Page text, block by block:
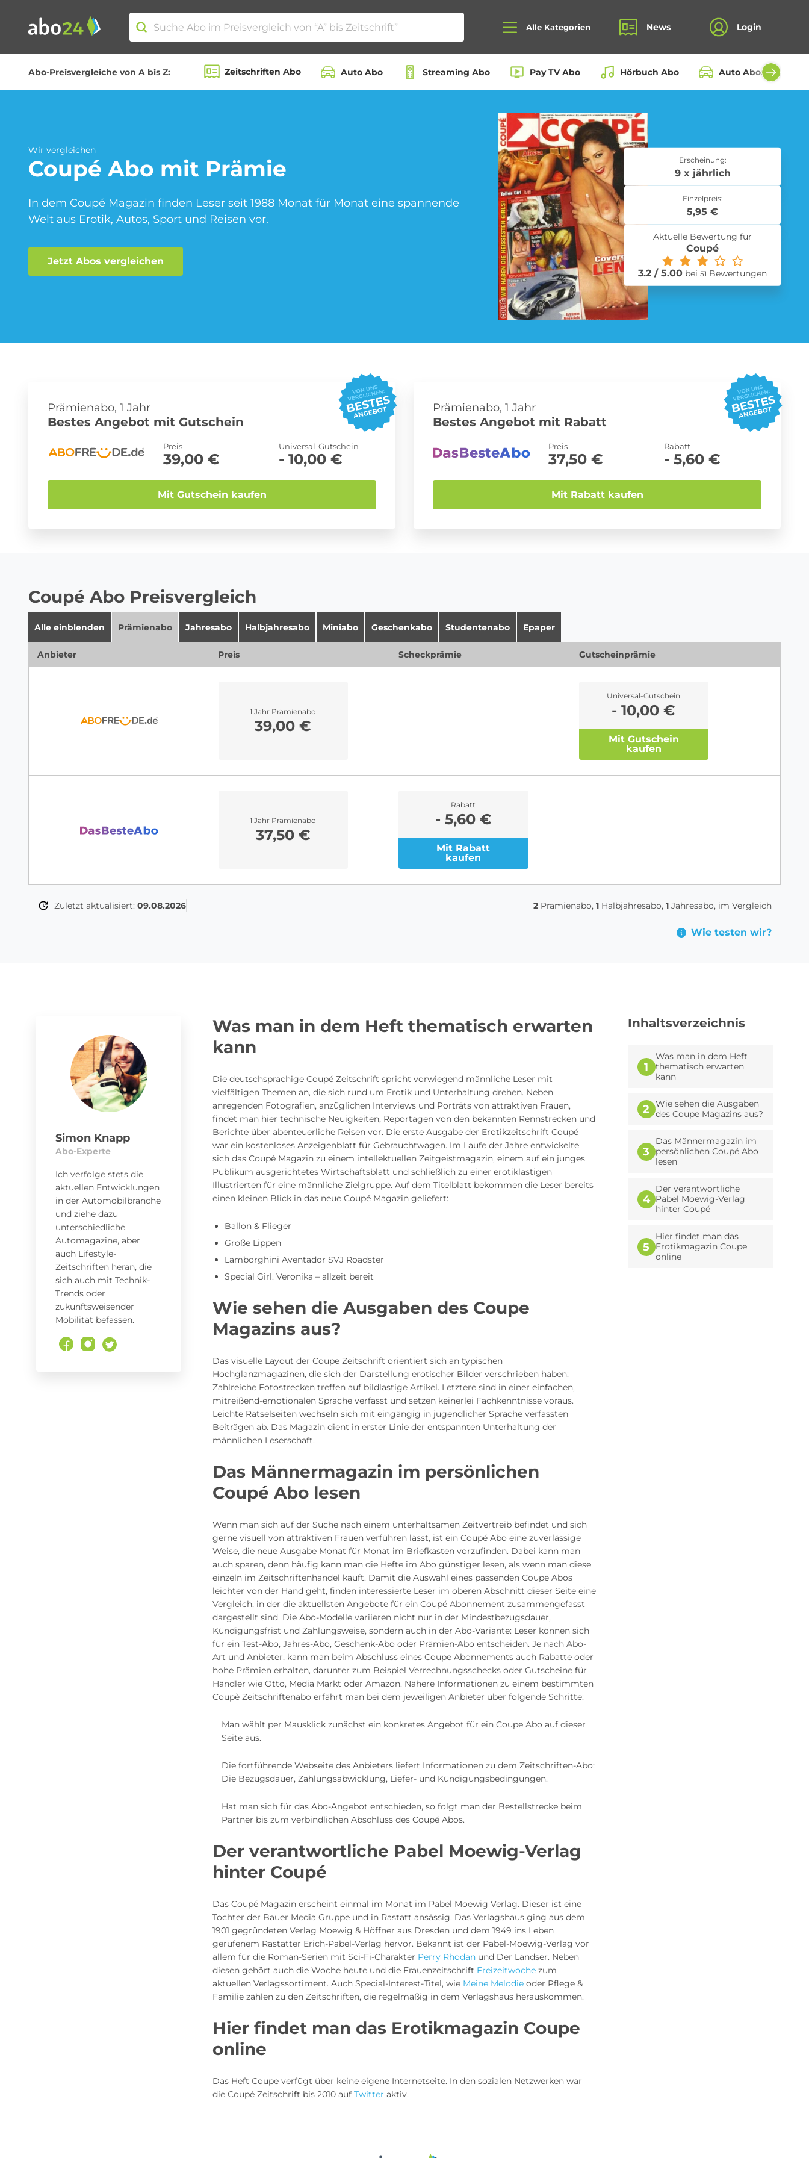
Alle Kategorien News Login
Abo-Preisvergleiche von A bis Z: Zeitschriften Abo Auto Abo Streaming Abo Pay TV Abo Hörbuch Abo Auto Abos aller
Abo-Kategorien
Beauty Box Abo
Blumen Abo Dating App Abo eBook Abo Fahrrad Abo
Fitness Abo Kino Abo Kochbox Abo
Sprachlern App Abo Streaming Abo Süßigkeiten Abo Zeitschriften Abo
Wir vergleichen
Coupé Abo mit Prämie
In dem Coupé Magazin finden Leser seit 1988 Monat für Monat eine spannende
Welt aus Erotik, Autos, Sport und Reisen vor.
Jetzt Abos vergleichen
Erscheinung:
9 x jährlich
Einzelpreis:
5,95 €
Aktuelle Bewertung für
Coupé
3.2 / 5.00 bei 51 Bewertungen
Prämienabo, 1 Jahr
Bestes Angebot mit Gutschein
Preis
39,00 €
Universal-Gutschein
- 10,00 €
Mit Gutschein kaufen
Prämienabo, 1 Jahr
Bestes Angebot mit Rabatt
Preis
37,50 €
Rabatt
- 5,60 €
Mit Rabatt kaufen
Coupé Abo Preisvergleich
Alle einblenden Prämienabo Jahresabo Halbjahresabo Miniabo Geschenkabo Studentenabo Epaper
Anbieter Preis Scheckprämie Gutscheinprämie
1 Jahr Prämienabo
39,00 €
Universal-Gutschein
- 10,00 €
Mit Gutschein
kaufen
1 Jahr Prämienabo
37,50 €
Rabatt
- 5,60 €
Mit Rabatt
kaufen
Zuletzt aktualisiert: 09.08.2026 2 Prämienabo, 1 Halbjahresabo, 1 Jahresabo, im Vergleich
Wie testen wir?
Simon Knapp
Abo-Experte
Ich verfolge stets die
aktuellen Entwicklungen
in der Automobilbranche
und ziehe dazu
unterschiedliche
Automagazine, aber
auch Lifestyle-
Zeitschriften heran, die
sich auch mit Technik-
Trends oder
zukunftsweisender
Mobilität befassen.
Was man in dem Heft thematisch erwarten
kann
Die deutschsprachige Coupé Zeitschrift spricht vorwiegend männliche Leser mit
vielfältigen Themen an, die sich rund um Erotik und Unterhaltung drehen. Neben
anregenden Fotografien, anzüglichen Interviews und Porträts von attraktiven Frauen,
findet man hier technische Neuigkeiten, Reportagen von den bekannten Rennstrecken und
Berichte über abenteuerliche Reisen vor. Die erste Ausgabe der Erotikzeitschrift Coupé
war ein kostenloses Anzeigenblatt für Gebrauchtwagen. Im Laufe der Jahre entwickelte
sich das Coupé Magazin zu einem intellektuellen Zeitgeistmagazin, einem auf ein junges
Publikum ausgerichtetes Wirtschaftsblatt und schließlich zu einer erotiklastigen
Illustrierten für eine männliche Zielgruppe. Auf dem Titelblatt bekommen die Leser bereits
einen kleinen Blick in das neue Coupé Magazin geliefert:
Ballon & Flieger
Große Lippen
Lamborghini Aventador SVJ Roadster
Special Girl. Veronika – allzeit bereit
Wie sehen die Ausgaben des Coupe
Magazins aus?
Das visuelle Layout der Coupe Zeitschrift orientiert sich an typischen
Hochglanzmagazinen, die sich der Darstellung erotischer Bilder verschrieben haben:
Zahlreiche Fotostrecken treffen auf bildlastige Artikel. Letztere sind in einer einfachen,
mitreißend-emotionalen Sprache verfasst und setzen keinerlei Fachkenntnisse voraus.
Leichte Rätselseiten wechseln sich mit eingängig in jugendlicher Sprache verfassten
Beiträgen ab. Das Magazin dient in erster Linie der entspannten Unterhaltung der
männlichen Leserschaft.
Das Männermagazin im persönlichen
Coupé Abo lesen
Wenn man sich auf der Suche nach einem unterhaltsamen Zeitvertreib befindet und sich
gerne visuell von attraktiven Frauen verführen lässt, ist ein Coupé Abo eine zuverlässige
Weise, die neue Ausgabe Monat für Monat im Briefkasten vorzufinden. Dabei kann man
auch sparen, denn häufig kann man die Hefte im Abo günstiger lesen, als wenn man diese
einzeln im Zeitschriftenhandel kauft. Damit die Auswahl eines passenden Coupe Abos
leichter von der Hand geht, finden interessierte Leser im oberen Abschnitt dieser Seite eine
Vergleich, in der die aktuellsten Angebote für ein Coupé Abonnement zusammengefasst
dargestellt sind. Die Abo-Modelle variieren nicht nur in der Mindestbezugsdauer,
Kündigungsfrist und Zahlungsweise, sondern auch in der Abo-Variante: Leser können sich
für ein Test-Abo, Jahres-Abo, Geschenk-Abo oder Prämien-Abo entscheiden. Je nach Abo-
Art und Anbieter, kann man beim Abschluss eines Coupe Abonnements auch Rabatte oder
hohe Prämien erhalten, darunter zum Beispiel Verrechnungsschecks oder Gutscheine für
Händler wie Otto, Media Markt oder Amazon. Nähere Informationen zu einem bestimmten
Coupè Zeitschriftenabo erfährt man bei dem jeweiligen Anbieter über folgende Schritte:
Man wählt per Mausklick zunächst ein konkretes Angebot für ein Coupe Abo auf dieser
Seite aus.
Die fortführende Webseite des Anbieters liefert Informationen zu dem Zeitschriften-Abo:
Die Bezugsdauer, Zahlungsabwicklung, Liefer- und Kündigungsbedingungen.
Hat man sich für das Abo-Angebot entschieden, so folgt man der Bestellstrecke beim
Partner bis zum verbindlichen Abschluss des Coupé Abos.
Der verantwortliche Pabel Moewig-Verlag
hinter Coupé
Das Coupé Magazin erscheint einmal im Monat im Pabel Moewig Verlag. Dieser ist eine
Tochter der Bauer Media Gruppe und in Rastatt ansässig. Das Verlagshaus ging aus dem
1901 gegründeten Verlag Moewig & Höffner aus Dresden und dem 1949 ins Leben
gerufenem Rastätter Erich-Pabel-Verlag hervor. Bekannt ist der Pabel-Moewig-Verlag vor
allem für die Roman-Serien mit Sci-Fi-Charakter Perry Rhodan und Der Landser. Neben
diesen gehört auch die Woche heute und die Frauenzeitschrift Freizeitwoche zum
aktuellen Verlagssortiment. Auch Special-Interest-Titel, wie Meine Melodie oder Pflege &
Familie zählen zu den Zeitschriften, die regelmäßig in dem Verlagshaus herauskommen.
Hier findet man das Erotikmagazin Coupe
online
Das Heft Coupe verfügt über keine eigene Internetseite. In den sozialen Netzwerken war
die Coupé Zeitschrift bis 2010 aufTwitter aktiv.
Inhaltsverzeichnis
1
Was man in dem Heft
thematisch erwarten
kann
2 Wie sehen die Ausgaben
des Coupe Magazins aus?
3
Das Männermagazin im
persönlichen Coupé Abo
lesen
4
Der verantwortliche
Pabel Moewig-Verlag
hinter Coupé
5
Hier findet man das
Erotikmagazin Coupe
online